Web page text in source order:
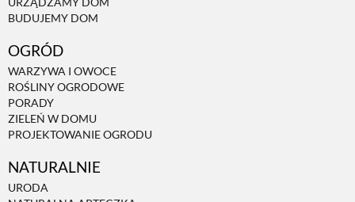
BUDUJEMY DOM
OGRÓD
WARZYWA I OWOCE
ROŚLINY OGRODOWE
PORADY
ZIELEŃ W DOMU
PROJEKTOWANIE OGRODU
NATURALNIE
URODA
NATURALNA APTECZKA